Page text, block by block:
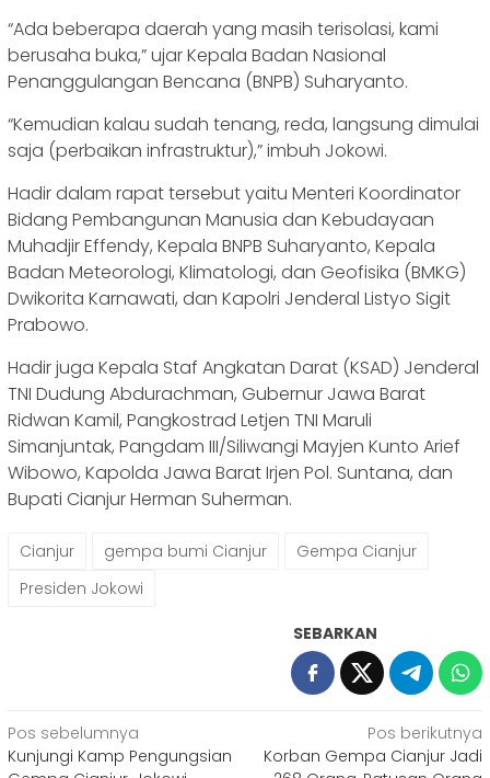
“Ada beberapa daerah yang masih terisolasi, kami
berusaha buka,” ujar Kepala Badan Nasional
Penanggulangan Bencana (BNPB) Suharyanto.
“Kemudian kalau sudah tenang, reda, langsung dimulai
saja (perbaikan infrastruktur),” imbuh Jokowi.
Hadir dalam rapat tersebut yaitu Menteri Koordinator
Bidang Pembangunan Manusia dan Kebudayaan
Muhadjir Effendy, Kepala BNPB Suharyanto, Kepala
Badan Meteorologi, Klimatologi, dan Geofisika (BMKG)
Dwikorita Karnawati, dan Kapolri Jenderal Listyo Sigit
Prabowo.
Hadir juga Kepala Staf Angkatan Darat (KSAD) Jenderal
TNI Dudung Abdurachman, Gubernur Jawa Barat
Ridwan Kamil, Pangkostrad Letjen TNI Maruli
Simanjuntak, Pangdam III/Siliwangi Mayjen Kunto Arief
Wibowo, Kapolda Jawa Barat Irjen Pol. Suntana, dan
Bupati Cianjur Herman Suherman.
Cianjur gempa bumi Cianjur
Gempa Cianjur
Presiden Jokowi
SEBARKAN
Navigasi
pos
Pos sebelumnya
Kunjungi Kamp Pengungsian
Pos berikutnya
Korban Gempa Cianjur Jadi